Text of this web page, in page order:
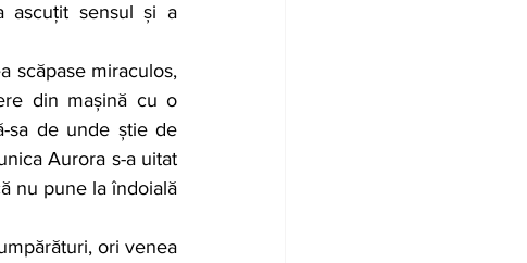
ascuțit sensul și a
din mașină cu o
sa de unde știe de
Aurora s-a uitat
nu pune la îndoială